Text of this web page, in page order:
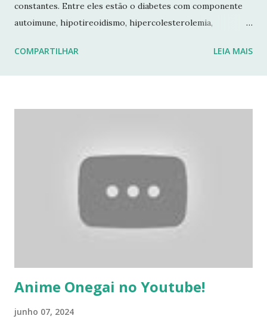
constantes. Entre eles estão o diabetes com componente
autoimune, hipotireoidismo, hipercolesterolemia,
fraturas. Esses desafios têm impactado profundamente
saúde e buscar qualidade de vida dentro das limitações que
enfrento. Quero agradecer imensamente a cada um de
vocês que esteve comigo, que leu, comentou, compartilho...
COMPARTILHAR LEIA MAIS
Anime Onegai no Youtube!
junho 07, 2024